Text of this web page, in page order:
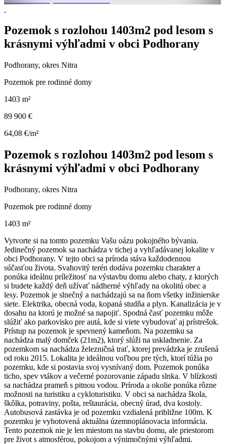
Pozemok s rozlohou 1403m2 pod lesom s
krásnymi výhľadmi v obci Podhorany
Podhorany, okres Nitra
Pozemok pre rodinné domy
1403 m²
89 900 €
64,08 €/m²
Pozemok s rozlohou 1403m2 pod lesom s
krásnymi výhľadmi v obci Podhorany
Podhorany, okres Nitra
Pozemok pre rodinné domy
1403 m²
Vytvorte si na tomto pozemku Vašu oázu pokojného bývania.
Jedinečný pozemok sa nachádza v tichej a vyhľadávanej lokalite v
obci Podhorany. V tejto obci sa príroda stáva každodennou
súčasťou života. Svahovitý terén dodáva pozemku charakter a
ponúka ideálnu príležitosť na výstavbu domu alebo chaty, z ktorých
si budete každý deň užívať nádherné výhľady na okolitú obec a
lesy. Pozemok je slnečný a nachádzajú sa na ňom všetky inžinierske
siete. Elektrika, obecná voda, kopaná studňa a plyn. Kanalizácia je v
dosahu na ktorú je možné sa napojiť. Spodná časť pozemku môže
slúžiť ako parkovisko pre autá, kde si viete vybudovať aj prístrešok.
Prístup na pozemok je spevnený kameňom. Na pozemku sa
nachádza malý domček (21m2), ktorý slúži na uskladnenie. Za
pozemkom sa nachádza železničná trať, ktorej prevádzka je zrušená
od roku 2015. Lokalita je ideálnou voľbou pre tých, ktorí túžia po
pozemku, kde si postavia svoj vysnívaný dom. Pozemok ponúka
ticho, spev vtákov a večerné pozorovanie západu slnka. V blízkosti
sa nachádza prameň s pitnou vodou. Príroda a okolie ponúka rôzne
možnosti na turistiku a cykloturistiku. V obci sa nachádza škola,
škôlka, potraviny, pošta, reštaurácia, obecný úrad, dva kostoly.
Autobusová zastávka je od pozemku vzdialená približne 100m. K
pozemku je vyhotovená aktuálna územnoplánovacia informácia.
Tento pozemok nie je len miestom na stavbu domu, ale priestorom
pre život s atmosférou, pokojom a výnimočnými výhľadmi.